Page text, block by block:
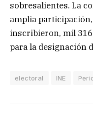
sobresalientes. La
amplia
inscribieron, mil
para la designación
electoral INE